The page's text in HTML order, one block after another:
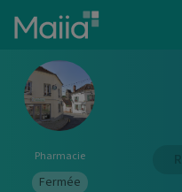
Aller au contenu principal
Pharmacie
Fermée